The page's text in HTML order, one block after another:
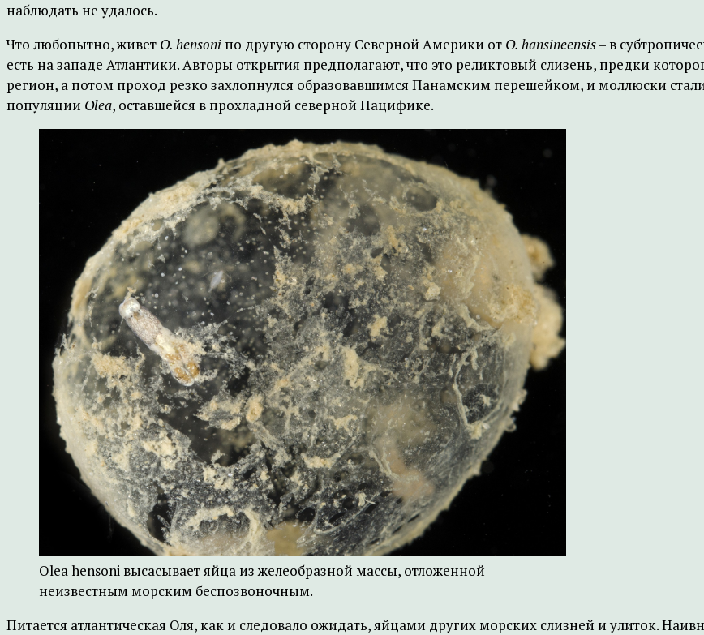
наблюдать не удалось.
Что любопытно, живет O. hensoni по другую сторону Северной Америки от O. hansineensis– в
есть на западе Атлантики. Авторы открытия предполагают, что это реликтовый слизень, предки
регион, а потом проход резко захлопнулся образовавшимся Панамским перешейком, и моллюски
популяции Olea, оставшейся в прохладной северной Пацифике.
Olea hensoni высасывает яйца из желеобразной массы, отложенной
неизвестным морским беспозвоночным.
Питается атлантическая Оля, как и следовало ожидать, яйцами других морских слизней и улиток.